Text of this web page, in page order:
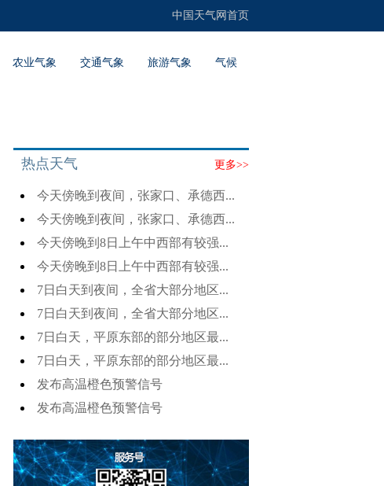
中国天气网首页
农业气象 交通气象 旅游气象 气候
更多>>
热点天气
今天傍晚到夜间，张家口、承德西...
今天傍晚到夜间，张家口、承德西...
今天傍晚到8日上午中西部有较强...
今天傍晚到8日上午中西部有较强...
7日白天到夜间，全省大部分地区...
7日白天到夜间，全省大部分地区...
7日白天，平原东部的部分地区最...
7日白天，平原东部的部分地区最...
发布高温橙色预警信号
发布高温橙色预警信号